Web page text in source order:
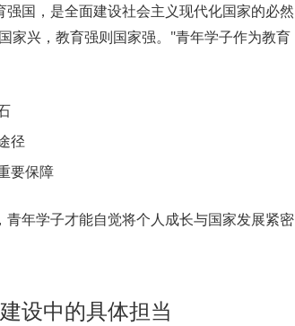
国，是全面建设社会主义现代化国家的必然
家兴，教育强则国家强。"青年学子作为教育
径
要保障
年学子才能自觉将个人成长与国家发展紧密
设中的具体担当